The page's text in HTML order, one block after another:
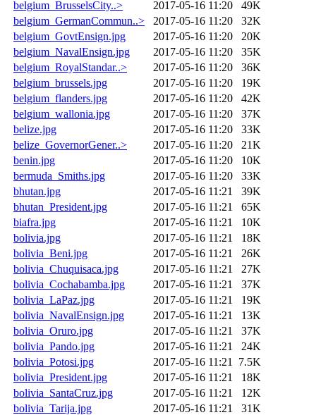
belgium_BrusselsCity..>
2017-05-16 11:20
49K
belgium_GermanCommun..>
2017-05-16 11:20
32K
belgium_GovtEnsign.jpg
2017-05-16 11:20
20K
belgium_NavalEnsign.jpg
2017-05-16 11:20
35K
belgium_RoyalStandar..>
2017-05-16 11:20
36K
belgium_brussels.jpg
2017-05-16 11:20
19K
belgium_flanders.jpg
2017-05-16 11:20
42K
belgium_wallonia.jpg
2017-05-16 11:20
37K
belize.jpg
2017-05-16 11:20
33K
belize_GovernorGener..>
2017-05-16 11:20
21K
benin.jpg
2017-05-16 11:20
10K
bermuda_Smiths.jpg
2017-05-16 11:20
33K
bhutan.jpg
2017-05-16 11:21
39K
bhutan_President.jpg
2017-05-16 11:21
65K
biafra.jpg
2017-05-16 11:21
10K
bolivia.jpg
2017-05-16 11:21
18K
bolivia_Beni.jpg
2017-05-16 11:21
26K
bolivia_Chuquisaca.jpg
2017-05-16 11:21
27K
bolivia_Cochabamba.jpg
2017-05-16 11:21
37K
bolivia_LaPaz.jpg
2017-05-16 11:21
19K
bolivia_NavalEnsign.jpg
2017-05-16 11:21
13K
bolivia_Oruro.jpg
2017-05-16 11:21
37K
bolivia_Pando.jpg
2017-05-16 11:21
24K
bolivia_Potosi.jpg
2017-05-16 11:21
7.5K
bolivia_President.jpg
2017-05-16 11:21
18K
bolivia_SantaCruz.jpg
2017-05-16 11:21
12K
bolivia_Tarija.jpg
2017-05-16 11:21
31K